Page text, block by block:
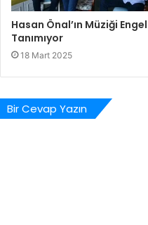
Hasan Önal’ın Müziği Engel
Tanımıyor
18 Mart 2025
Bir Cevap Yazın